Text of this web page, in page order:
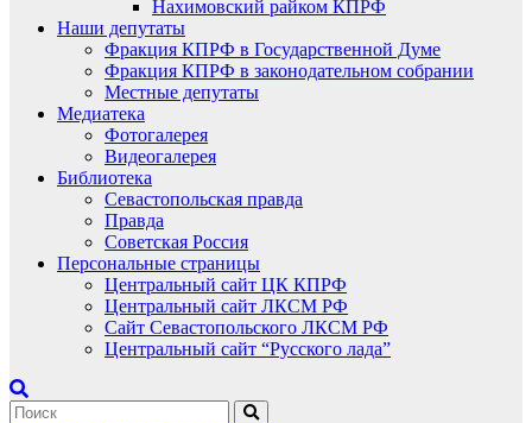
Нахимовский райком КПРФ
Наши депутаты
Фракция КПРФ в Государственной Думе
Фракция КПРФ в законодательном собрании
Местные депутаты
Медиатека
Фотогалерея
Видеогалерея
Библиотека
Севастопольская правда
Правда
Советская Россия
Персональные страницы
Центральный сайт ЦК КПРФ
Центральный сайт ЛКСМ РФ
Сайт Севастопольского ЛКСМ РФ
Центральный сайт “Русского лада”